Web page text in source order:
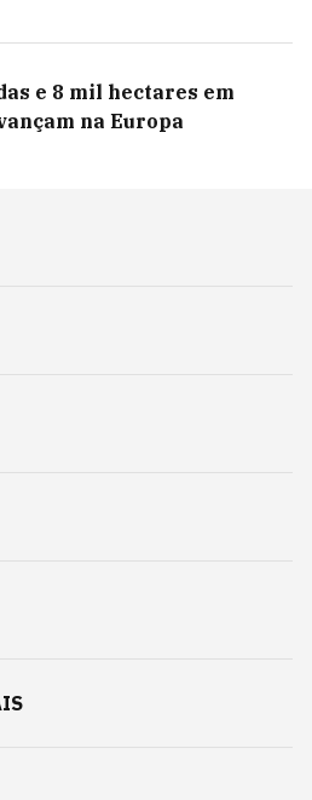
e 8 mil hectares em
na Europa